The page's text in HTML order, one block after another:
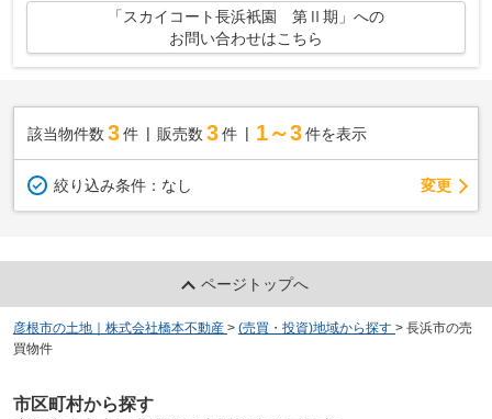
「スカイコート長浜衹園 第Ⅱ期」への
お問い合わせはこちら
該当物件数 3件 販売数 3 件 1～3 件を表示
絞り込み条件： なし 変更
ページトップへ
彦根市の土地｜株式会社橋本不動産 > (売買・投資)地域から探す > 長浜市の売
買物件
市区町村から探す